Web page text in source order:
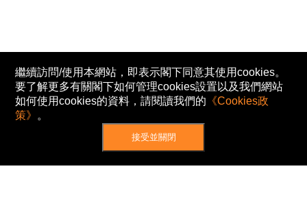
繼續訪問/使用本網站，即表示閣下同意其使用cookies。
要了解更多有關閣下如何管理cookies設置以及我們網站
如何使用cookies的資料，請閱讀我們的 《Cookies政
策》 。
接受並關閉